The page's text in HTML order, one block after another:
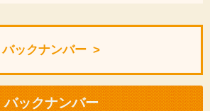
バックナンバー
バックナンバー